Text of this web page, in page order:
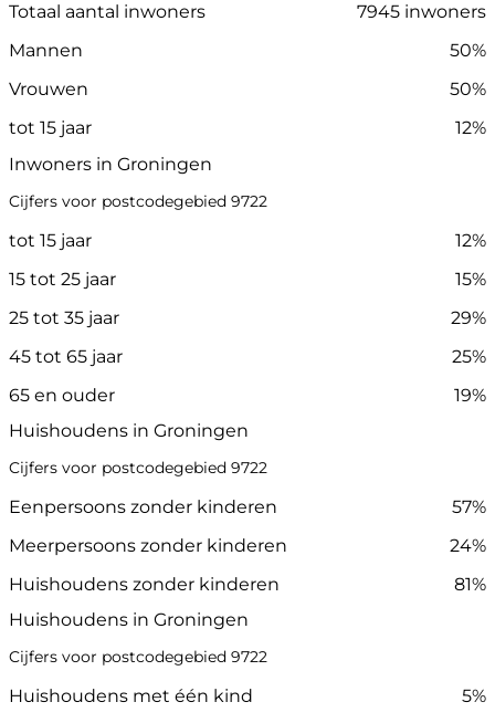
Totaal aantal inwoners
7945 inwoners
Mannen
50%
Vrouwen
50%
tot 15 jaar
12%
Inwoners in Groningen
Cijfers voor postcodegebied 9722
tot 15 jaar
12%
15 tot 25 jaar
15%
25 tot 35 jaar
29%
45 tot 65 jaar
25%
65 en ouder
19%
Huishoudens in Groningen
Cijfers voor postcodegebied 9722
Eenpersoons zonder kinderen
57%
Meerpersoons zonder kinderen
24%
Huishoudens zonder kinderen
81%
Huishoudens in Groningen
Cijfers voor postcodegebied 9722
Huishoudens met één kind
5%